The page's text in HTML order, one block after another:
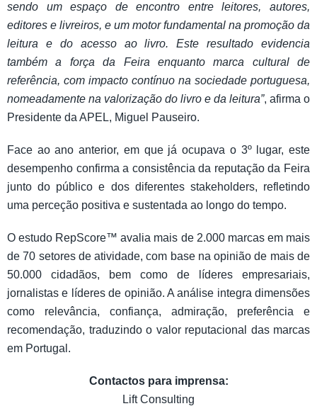
sendo um espaço de encontro entre leitores, autores,
editores e livreiros, e um motor fundamental na promoção da
leitura e do acesso ao livro. Este resultado evidencia
também a força da Feira enquanto marca cultural de
referência, com impacto contínuo na sociedade portuguesa,
nomeadamente na valorização do livro e da leitura”, afirma o
Presidente da APEL, Miguel Pauseiro.
Face ao ano anterior, em que já ocupava o 3º lugar, este
desempenho confirma a consistência da reputação da Feira
junto do público e dos diferentes stakeholders, refletindo
uma perceção positiva e sustentada ao longo do tempo.
O estudo RepScore™ avalia mais de 2.000 marcas em mais
de 70 setores de atividade, com base na opinião de mais de
50.000 cidadãos, bem como de líderes empresariais,
jornalistas e líderes de opinião. A análise integra dimensões
como relevância, confiança, admiração, preferência e
recomendação, traduzindo o valor reputacional das marcas
em Portugal.
Contactos para imprensa:
Lift Consulting